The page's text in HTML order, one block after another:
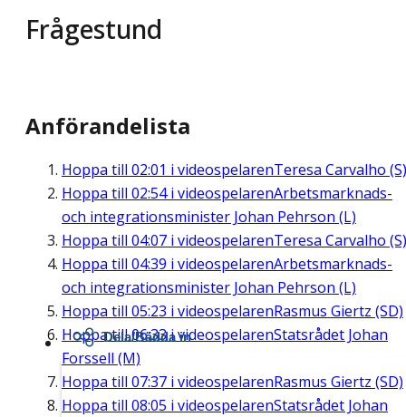
Frågestund
Anförandelista
Hoppa till 02:01 i videospelarenTeresa Carvalho (S)
Hoppa till 02:54i videospelarenArbetsmarknads-
och integrationsminister Johan Pehrson (L)
Hoppa till 04:07 i videospelarenTeresa Carvalho (S)
Hoppa till 04:39 i videospelarenArbetsmarknads-
och integrationsminister Johan Pehrson (L)
Hoppa till 05:23 i videospelarenRasmus Giertz (SD)
Hoppa till06:33i videospelarenStatsrådet Johan
Forssell (M)
Hoppa till 07:37 i videospelarenRasmus Giertz (SD)
Hoppa till 08:05 i videospelarenStatsrådet Johan
Dela/Bädda in